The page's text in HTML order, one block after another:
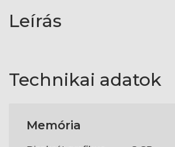
Leírás
Technikai adatok
Memória